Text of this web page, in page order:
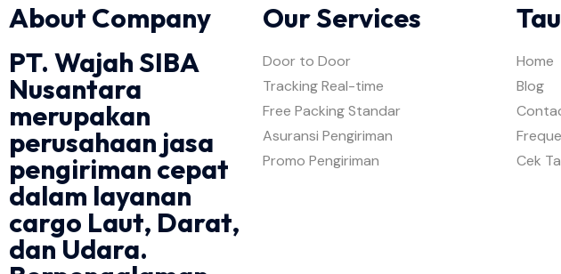
About Company
PT. Wajah SIBA
Nusantara
merupakan
perusahaan jasa
pengiriman cepat
dalam layanan
cargo Laut, Darat,
dan Udara.
Our Services
Door to Door
Tracking Real-time
Free Packing Standar
Asuransi Pengiriman
Promo Pengiriman
Home
Blog
Cek